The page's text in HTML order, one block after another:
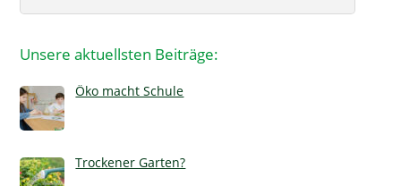
Unsere aktuellsten Beiträge:
Öko macht Schule
Trockener Garten?